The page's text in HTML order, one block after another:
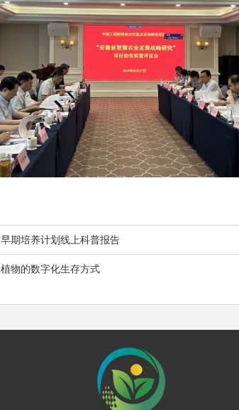
期培养计划线上科普报告
物的数字化生存方式